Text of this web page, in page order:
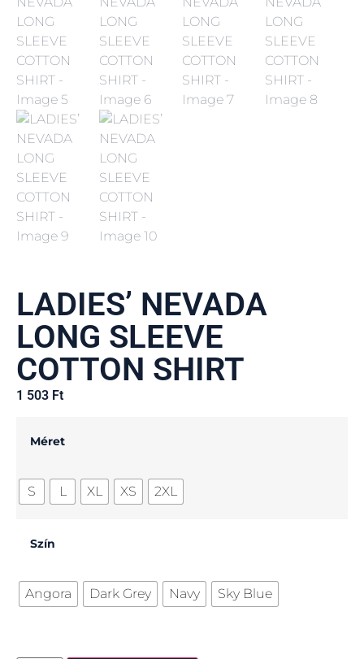
LADIES’ NEVADA
LONG SLEEVE
COTTON SHIRT
1 503 Ft
Méret
S L XL XS 2XL
Szín
Angora Dark Grey Navy Sky Blue